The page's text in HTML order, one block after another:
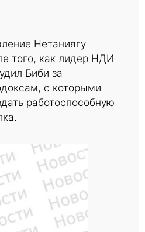
Нетаниягу
того, как лидер НДИ
Биби за
с которыми
работоспособную